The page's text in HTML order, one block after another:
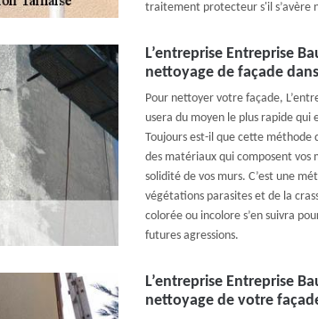
traitement protecteur s'il s’avère
L’entreprise Entreprise
nettoyage de façade
Pour nettoyer votre façade,
usera du moyen le plus rapide qui
Toujours est-il que cette méthode
des matériaux qui composent vos
solidité de vos murs. C’est une
végétations parasites et de la
colorée ou incolore s’en suivra
futures agressions.
L’entreprise Entreprise
nettoyage de votre